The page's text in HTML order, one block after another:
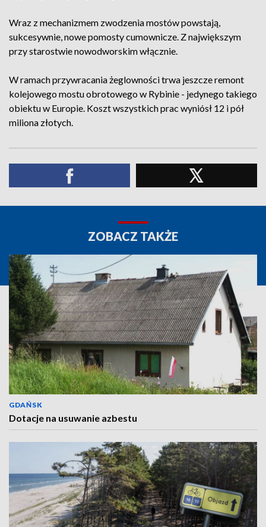
Wraz z mechanizmem zwodzenia mostów powstają,
sukcesywnie, nowe pomosty cumownicze. Z największym
przy starostwie nowodworskim włącznie.
W ramach przywracania żeglowności trwa jeszcze remont
kolejowego mostu obrotowego w Rybinie - jedynego takiego
obiektu w Europie. Koszt wszystkich prac wyniósł 12 i pół
miliona złotych.
ZOBACZ TAKŻE
GDAŃSK
Dotacje na usuwanie azbestu